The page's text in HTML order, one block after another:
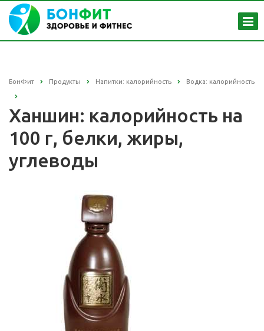
БонФит Продукты Напитки: калорийность Водка: калорийность
Ханшин: калорийность на
100 г, белки, жиры,
углеводы